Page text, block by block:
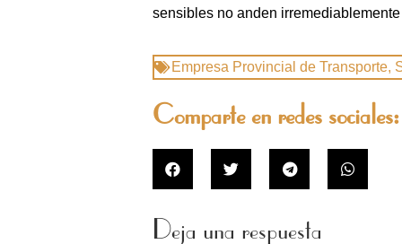
sensibles no anden irremediablemente
Empresa Provincial de Transporte,
Comparte en redes sociales:
Deja una respuesta